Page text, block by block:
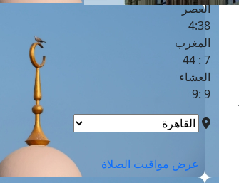
العصر
4:38
المغرب
7 : 44
العشاء
9 :9
عرض مواقيت الصلاة